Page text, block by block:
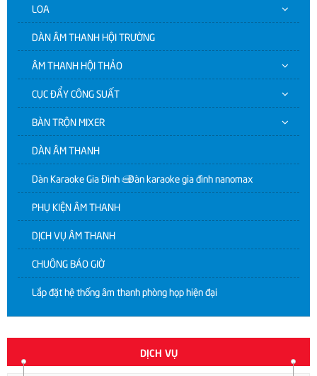
LOA
DÀN ÂM THANH HỘI TRƯỜNG
ÂM THANH HỘI THẢO
CỤC ĐẨY CÔNG SUẤT
BÀN TRỘN MIXER
DÀN ÂM THANH
Dàn Karaoke Gia Đình | Dàn karaoke gia đình nanomax
PHỤ KIỆN ÂM THANH
DỊCH VỤ ÂM THANH
CHUÔNG BÁO GIỜ
Lắp đặt hệ thống âm thanh phòng họp hiện đại
DỊCH VỤ